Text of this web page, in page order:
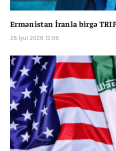
Ermənistan İranla birgə
26 İyul 2026 12:06